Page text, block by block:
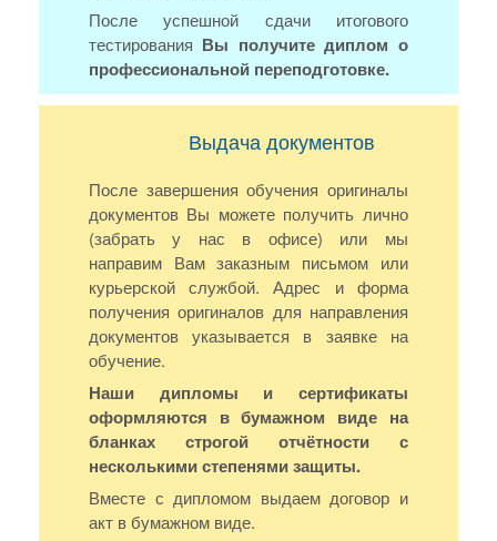
После успешной сдачи итогового
тестирования Вы получите диплом о
профессиональной переподготовке.
Выдача документов
После завершения обучения оригиналы
документов Вы можете получить лично
(забрать у нас в офисе) или мы
направим Вам заказным письмом или
курьерской службой. Адрес и форма
получения оригиналов для направления
документов указывается в заявке на
обучение.
Наши дипломы и сертификаты
оформляются в бумажном виде на
бланках строгой отчётности с
несколькими степенями защиты.
Вместе с дипломом выдаем договор и
акт в бумажном виде.